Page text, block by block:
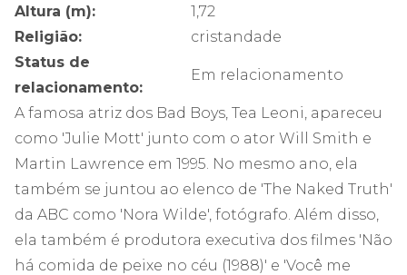
Altura (m):
1,72
Religião:
cristandade
Status de
relacionamento:
Em relacionamento
A famosa atriz dos Bad Boys, Tea Leoni, apareceu
como 'Julie Mott' junto com o ator Will Smith e
Martin Lawrence em 1995. No mesmo ano, ela
também se juntou ao elenco de 'The Naked Truth'
da ABC como 'Nora Wilde', fotógrafo. Além disso,
ela também é produtora executiva dos filmes 'Não
há comida de peixe no céu (1988)' e 'Você me